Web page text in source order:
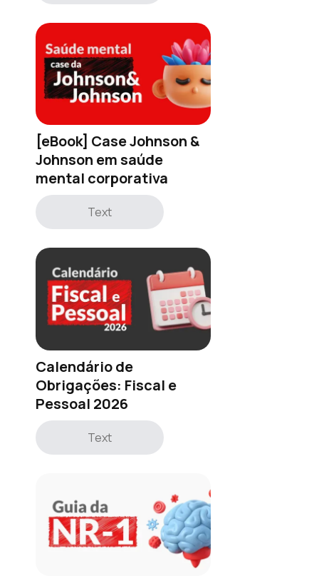
[eBook] Case Johnson &
Johnson em saúde
mental corporativa
Text
Calendário de
Obrigações: Fiscal e
Pessoal 2026
Text